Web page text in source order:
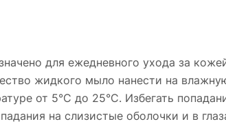
для ежедневного ухода за
жидкого мыло нанести на
от 5°С до 25°С. Избегать
на слизистые оболочки и в